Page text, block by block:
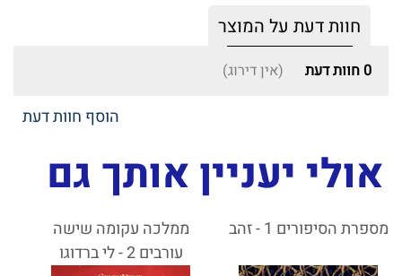
חוות דעת על המוצר
0 חוות דעת (אין דירוג)
הוסף חוות דעת
אולי יעניין אותך גם
מספרת הסיפורים 1 - זהב
ממלכה עקומה שישה
עורבים 2 - לי ברדוגו